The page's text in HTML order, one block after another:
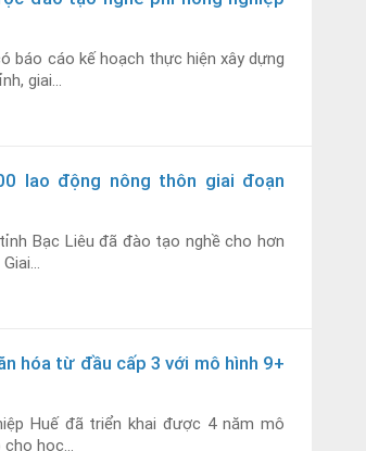
báo cáo kế hoạch thực hiện xây dựng
giai...
lao động nông thôn giai đoạn
Bạc Liêu đã đào tạo nghề cho hơn
hóa từ đầu cấp 3 với mô hình 9+
Huế đã triển khai được 4 năm mô
học...